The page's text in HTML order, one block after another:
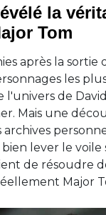
la
Tom
après la sortie
les
l'univers de
Mais une
lever le voile
de résoudre
Major